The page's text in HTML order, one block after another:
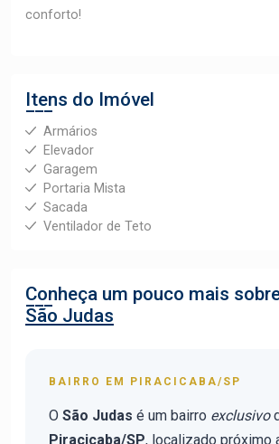
conforto!
Itens do Imóvel
Armários
Elevador
Garagem
Portaria Mista
Sacada
Ventilador de Teto
Conheça um pouco mais
São Judas
BAIRRO EM PIRACICABA/SP
O São Judas é um bairro exclusivo
Piracicaba/SP, localizado próximo